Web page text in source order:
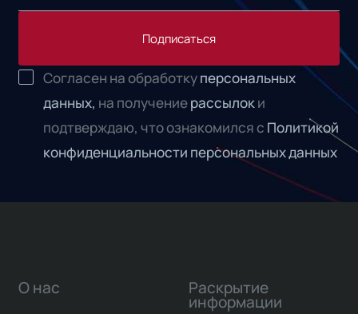
Подписаться
Согласен на обработкуперсональных
данных, на получениерассылоки
подтверждаю, что ознакомился с Политикой
конфиденциальности персональных данных
О нас Раскрытие
информации